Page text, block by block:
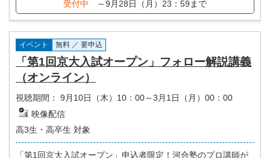
受付中 ～9月28日（月）23：59まで
イベント 無料 ／ 要申込
「第1回京大入試オープン」フォロー解説講義
（オンライン）
視聴期間：
9月10日（木）10：00～3月1日（月）00：00
映像配信
高3生・高卒生 対象
「第1回京大入試オープン」申込者限定！河合塾のプロ講師が